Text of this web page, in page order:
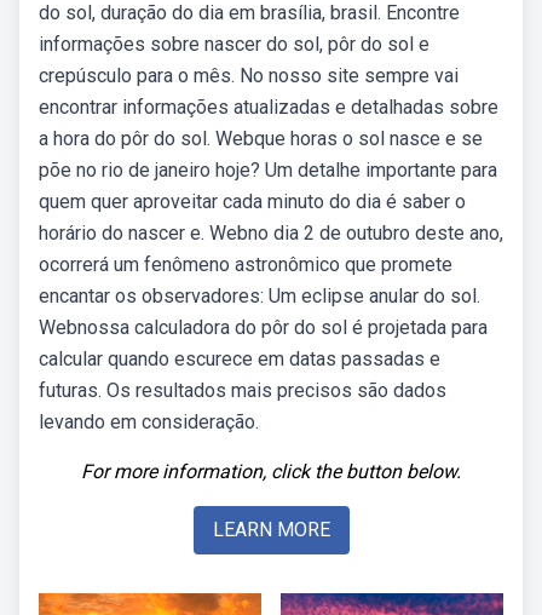
do sol, duração do dia em brasília, brasil. Encontre
informações sobre nascer do sol, pôr do sol e
crepúsculo para o mês. No nosso site sempre vai
encontrar informações atualizadas e detalhadas sobre
a hora do pôr do sol. Webque horas o sol nasce e se
põe no rio de janeiro hoje? Um detalhe importante para
quem quer aproveitar cada minuto do dia é saber o
horário do nascer e. Webno dia 2 de outubro deste ano,
ocorrerá um fenômeno astronômico que promete
encantar os observadores: Um eclipse anular do sol.
Webnossa calculadora do pôr do sol é projetada para
calcular quando escurece em datas passadas e
futuras. Os resultados mais precisos são dados
levando em consideração.
For more information, click the button below.
LEARN MORE